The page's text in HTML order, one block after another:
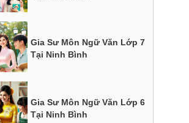
Gia Sư Môn Ngữ Văn Lớp 7
Tại Ninh Bình
Gia Sư Môn Ngữ Văn Lớp 6
Tại Ninh Bình